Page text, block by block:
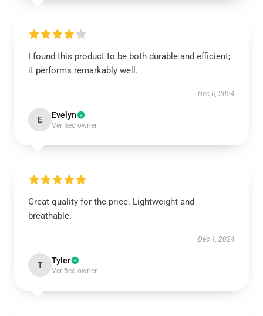
I found this product to be both durable and efficient;
it performs remarkably well.
Dec 6, 2024
E Evelyn
Verified owner
Great quality for the price. Lightweight and
breathable.
Dec 1, 2024
T Tyler
Verified owner